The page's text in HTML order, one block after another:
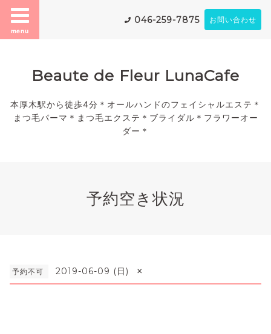
menu
046-259-7875 お問い合わせ
Beaute de Fleur LunaCafe
本厚木駅から徒歩4分＊オールハンドのフェイシャルエステ＊
まつ毛パーマ＊まつ毛エクステ＊ブライダル＊フラワーオー
ダー＊
予約空き状況
予約不可 2019-06-09 (日) ×